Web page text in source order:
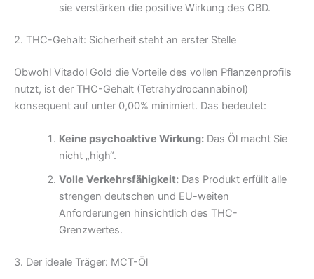
sie verstärken die positive Wirkung des CBD.
2. THC-Gehalt: Sicherheit steht an erster Stelle
Obwohl Vitadol Gold die Vorteile des vollen Pflanzenprofils
nutzt, ist der THC-Gehalt (Tetrahydrocannabinol)
konsequent auf unter 0,00% minimiert. Das bedeutet:
Keine psychoaktive Wirkung:Das Öl macht Sie
nicht „high“.
Volle Verkehrsfähigkeit:Das Produkt erfüllt alle
strengen deutschen und EU-weiten
Anforderungen hinsichtlich des THC-
Grenzwertes.
3. Der ideale Träger: MCT-Öl